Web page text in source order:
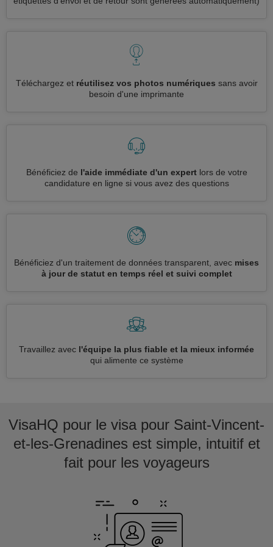
Téléchargez et réutilisez vos photos numériques sans avoir
besoin d'une imprimante
Bénéficiez de l'aide immédiate d'un expertlors de votre
candidature en ligne si vous avez des questions
Bénéficiez d'un traitement de données transparent, avec mises
à jour de statut en temps réel et suivi complet
Travaillez avec l'équipe la plus fiable et la mieux informée
qui alimente ce système
VisaHQ pour le visa pour Saint-Vincent-
et-les-Grenadines est simple, intuitif et
fait pour les voyageurs